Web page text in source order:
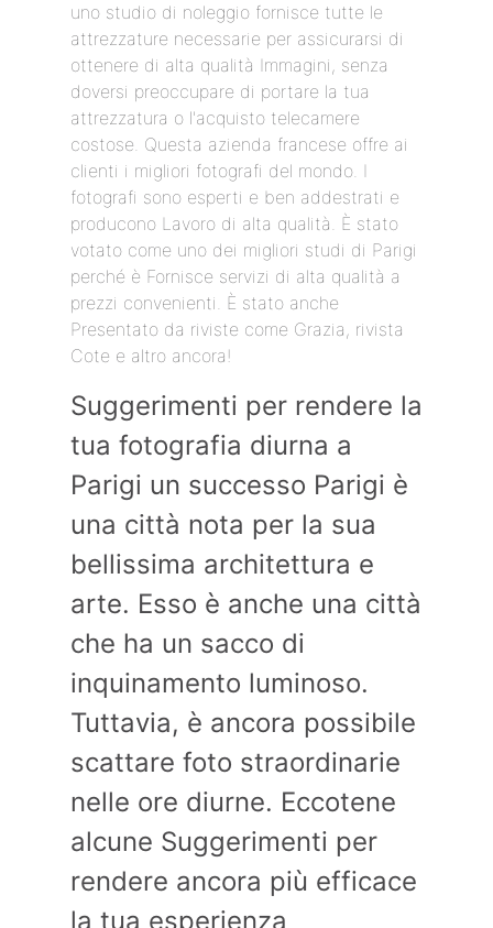
uno studio di noleggio fornisce tutte le
attrezzature necessarie per assicurarsi di
ottenere di alta qualità Immagini, senza
doversi preoccupare di portare la tua
attrezzatura o l'acquisto telecamere
costose. Questa azienda francese offre ai
clienti i migliori fotografi del mondo. I
fotografi sono esperti e ben addestrati e
producono Lavoro di alta qualità. È stato
votato come uno dei migliori studi di Parigi
perché è Fornisce servizi di alta qualità a
prezzi convenienti. È stato anche
Presentato da riviste come Grazia, rivista
Cote e altro ancora!
Suggerimenti per rendere la
tua fotografia diurna a
Parigi un successo Parigi è
una città nota per la sua
bellissima architettura e
arte. Esso è anche una città
che ha un sacco di
inquinamento luminoso.
Tuttavia, è ancora possibile
scattare foto straordinarie
nelle ore diurne. Eccotene
alcune Suggerimenti per
rendere ancora più efficace
la tua esperienza